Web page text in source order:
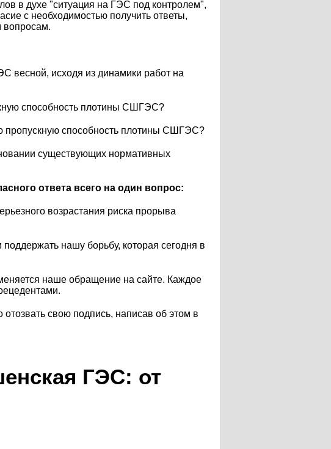
в духе "ситуация на ГЭС под контролем",
с необходимостью получить ответы,
вопросам.
весной, исходя из динамики работ на
способность плотины СШГЭС?
способность плотины СШГЭС?
существующих нормативных
ответа всего на один вопрос:
возрастания риска прорыва
нашу борьбу, которая сегодня в
наше обращение на сайте. Каждое
свою подпись, написав об этом в
ГЭС: от